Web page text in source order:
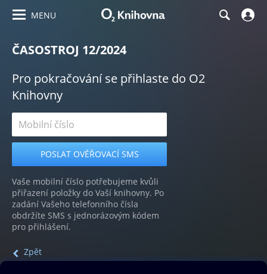
MENU
ČASOSTROJ 12/2024
Pro pokračování se přihlaste do O2
Knihovny
Vaše mobilní číslo potřebujeme kvůli
přiřazení položky do Vaší knihovny. Po
zadání Vašeho telefonního čísla
obdržíte SMS s jednorázovým kódem
pro přihlášení.
Zpět